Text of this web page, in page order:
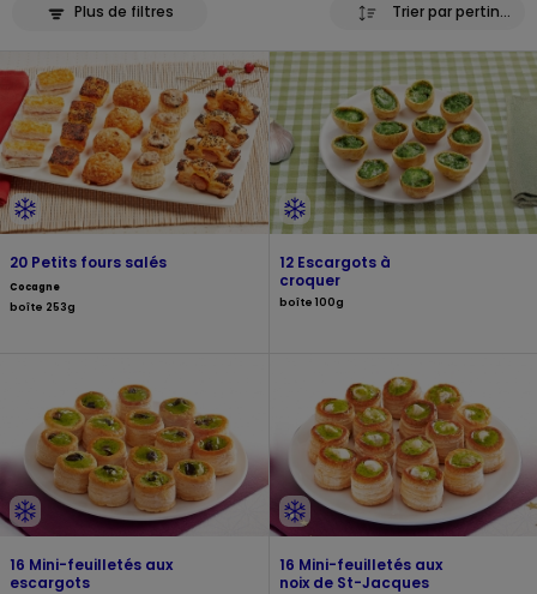
Plus de filtres Trier par pertinence
20 Petits fours salés
Cocagne
boîte 253g
12 Escargots à
croquer
boîte 100g
16 Mini-feuilletés aux
escargots
16 Mini-feuilletés aux
noix de St-Jacques